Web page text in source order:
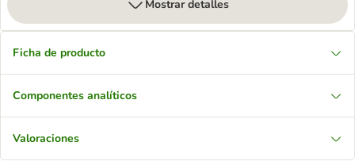
Mostrar detalles
Ficha de producto
Componentes analíticos
Valoraciones